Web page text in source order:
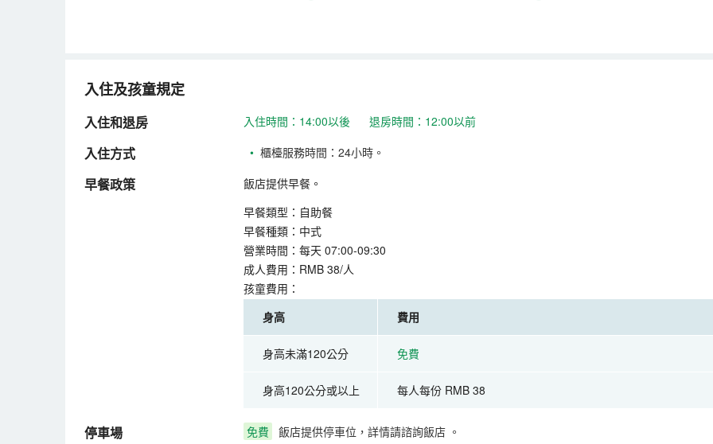
入住及孩童規定
入住和退房 入住時間：14:00以後 退房時間：12:00以前
入住方式 • 櫃檯服務時間：24小時。
早餐政策
飯店提供早餐。
早餐類型：自助餐
早餐種類：中式
營業時間：每天 07:00-09:30
成人費用：RMB 38/人
孩童費用：
身高
費用
身高未滿120公分 免費
身高120公分或以上 每人每份 RMB 38
停車場 免費 飯店提供停車位，詳情請諮詢飯店 。